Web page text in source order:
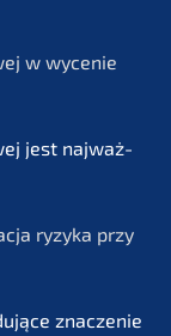
w wycenie
jest najważ­
ryzyka przy
znacze­nie